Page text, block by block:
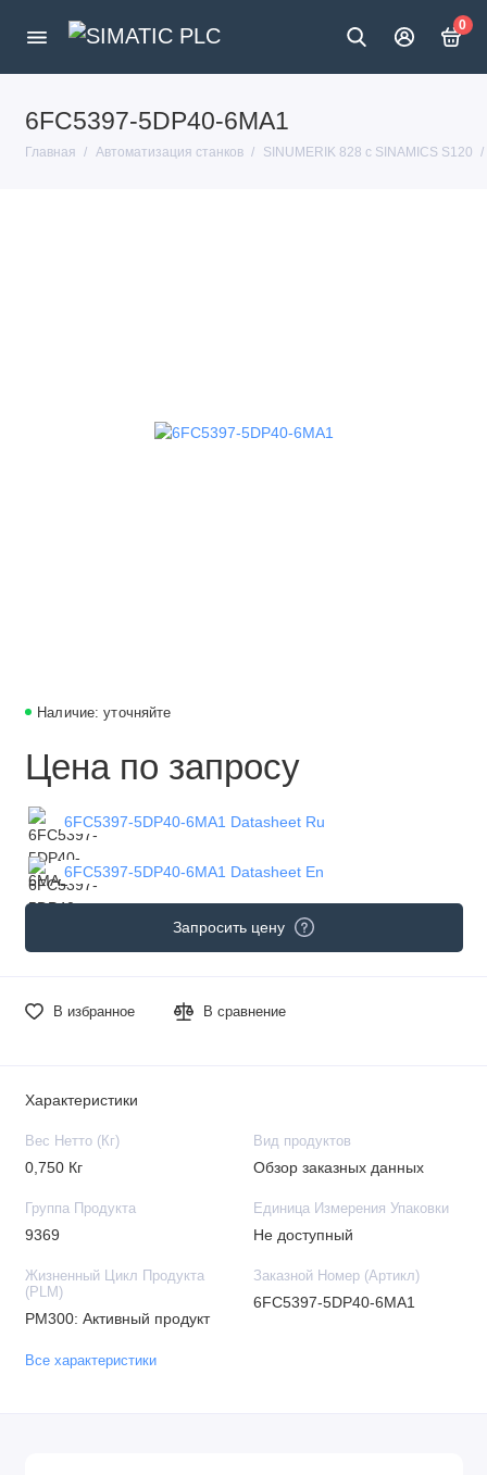
0
6FC5397-5DP40-6MA1
Главная Автоматизация станков SINUMERIK 828 с SINAMICS S120
Наличие: уточняйте
Цена по запросу
6FC5397-5DP40-6MA1 Datasheet Ru
6FC5397-5DP40-6MA1 Datasheet En
Запросить цену
В избранное В сравнение
Характеристики
Вес Нетто (Кг)
0,750 Кг
Вид продуктов
Обзор заказных данных
Группа Продукта
9369
Единица Измерения Упаковки
Не доступный
Жизненный Цикл Продукта
(PLM)
PM300: Активный продукт
Заказной Номер (Артикл)
6FC5397-5DP40-6MA1
Все характеристики